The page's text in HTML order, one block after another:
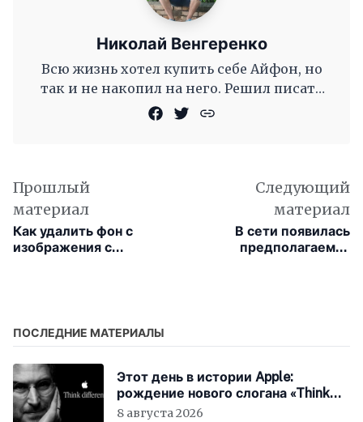
Николай Венгеренко
Всю жизнь хотел купить себе Айфон, но
так и не накопил на него. Решил писать
новости для сайта, чтобы смотреть
Прошлый
материал
Как удалить фон с
изображения с
Следующий
материал
В сети появилась
предполагаемая
ПОСЛЕДНИЕ МАТЕРИАЛЫ
Этот день в истории Apple:
рождение нового слогана «Think
Different»
8 августа 2026